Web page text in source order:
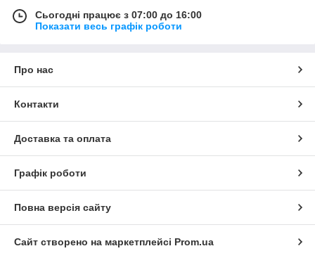
Сьогодні працює з 07:00 до 16:00
Показати весь графік роботи
Про нас
Контакти
Доставка та оплата
Графік роботи
Повна версія сайту
Сайт створено на маркетплейсі Prom.ua